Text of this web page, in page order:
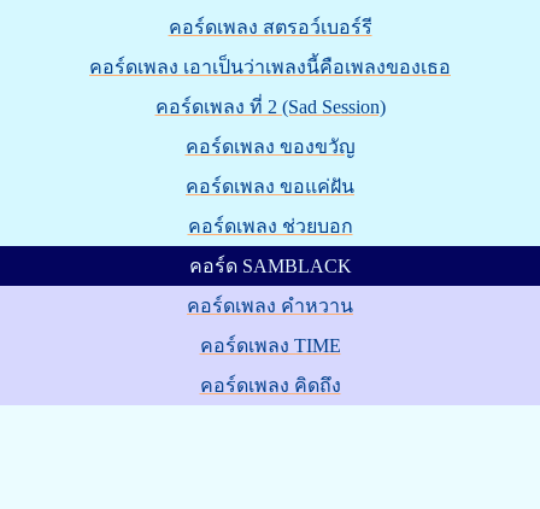
คอร์ดเพลง สตรอว์เบอร์รี
คอร์ดเพลง เอาเป็นว่าเพลงนี้คือเพลงของเธอ
คอร์ดเพลง ที่ 2 (Sad Session)
คอร์ดเพลง ของขวัญ
คอร์ดเพลง ขอแค่ฝัน
คอร์ดเพลง ช่วยบอก
คอร์ด SAMBLACK
คอร์ดเพลง คำหวาน
คอร์ดเพลง TIME
คอร์ดเพลง คิดถึง